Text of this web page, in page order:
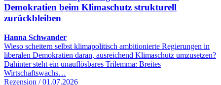
Demokratien beim Klimaschutz strukturell
zurückbleiben
Hanna Schwander
Wieso scheitern selbst klimapolitisch ambitionierte Regierungen in
liberalen Demokratien daran, ausreichend Klimaschutz umzusetzen?
Dahinter steht ein unauflösbares Trilemma: Breites
Wirtschaftswachs…
Rezension / 01.07.2026